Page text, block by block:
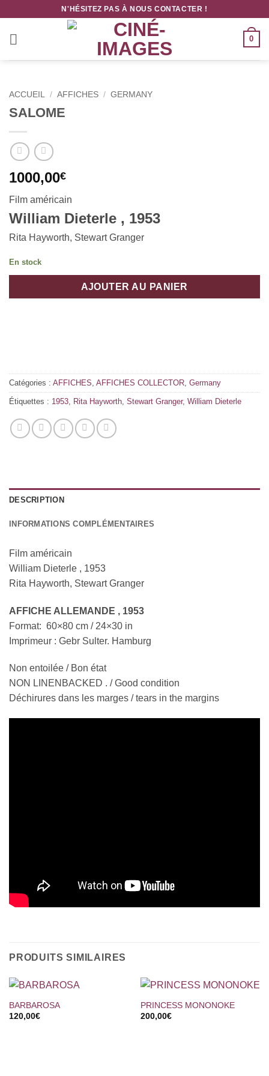
contenu
N'HÉSITEZ PAS À NOUS CONTACTER !
0
ACCUEIL / AFFICHES / GERMANY
SALOME
1000,00€
Film américain
William Dieterle , 1953
Rita Hayworth, Stewart Granger
En stock
AJOUTER AU PANIER
Catégories : AFFICHES AFFICHES COLLECTOR Germany
Étiquettes : 1953 Rita Hayworth Stewart Granger, William Dieterle
DESCRIPTION
INFORMATIONS COMPLÉMENTAIRES
Film américain
William Dieterle , 1953
Rita Hayworth, Stewart Granger
AFFICHE ALLEMANDE , 1953
Format: 60×80 cm / 24×30 in
Imprimeur : Gebr Sulter. Hamburg
Non entoilée / Bon état
NON LINENBACKED . / Good condition
Déchirures dans les marges / tears in the margins
PRODUITS SIMILAIRES
BARBAROSA
120,00€
PRINCESS MONONOKE
200,00€